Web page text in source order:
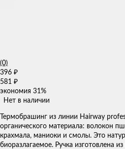
(0)
396 ₽
581 ₽
экономия 31%
Нет в наличии
Термобрашинг из линии Hairway
органического материала: волокон
крахмала, маниоки и смолы. Это
биоразлагаемое. Ручка изготовлена